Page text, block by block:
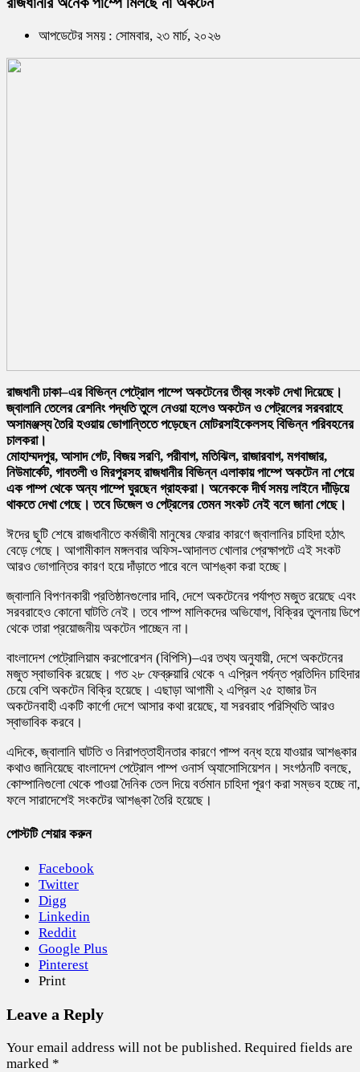
আপডেটের সময় : সোমবার, ২৩ মার্চ, ২০২৬
রাজধানী ঢাকা–এর বিভিন্ন পেট্রোল পাম্পে অকটেনের তীব্র সংকট দেখা দিয়েছে।
জ্বালানি তেলের রেশনিং পদ্ধতি তুলে নেওয়া হলেও অকটেন ও পেট্রলের সরবরাহে
অসামঞ্জস্য তৈরি হওয়ায় ভোগান্তিতে পড়েছেন মোটরসাইকেলসহ বিভিন্ন পরিবহনের
চালকরা।
মোহাম্মদপুর, আসাদ গেট, বিজয় সরণি, পরীবাগ, মতিঝিল, রাজারবাগ, মগবাজার,
নিউমার্কেট, গাবতলী ও মিরপুরসহ রাজধানীর বিভিন্ন এলাকায় পাম্পে অকটেন না পেয়ে
এক পাম্প থেকে অন্য পাম্পে ঘুরছেন গ্রাহকরা। অনেককে দীর্ঘ সময় লাইনে দাঁড়িয়ে
থাকতে দেখা গেছে। তবে ডিজেল ও পেট্রলের তেমন সংকট নেই বলে জানা গেছে।
ঈদের ছুটি শেষে রাজধানীতে কর্মজীবী মানুষের ফেরার কারণে জ্বালানির চাহিদা হঠাৎ
বেড়ে গেছে। আগামীকাল মঙ্গলবার অফিস-আদালত খোলার প্রেক্ষাপটে এই সংকট
আরও ভোগান্তির কারণ হয়ে দাঁড়াতে পারে বলে আশঙ্কা করা হচ্ছে।
জ্বালানি বিপণনকারী প্রতিষ্ঠানগুলোর দাবি, দেশে অকটেনের পর্যাপ্ত মজুত রয়েছে এবং
সরবরাহেও কোনো ঘাটতি নেই। তবে পাম্প মালিকদের অভিযোগ, বিক্রির তুলনায়
থেকে তারা প্রয়োজনীয় অকটেন পাচ্ছেন না।
বাংলাদেশ পেট্রোলিয়াম করপোরেশন (বিপিসি)–এর তথ্য অনুযায়ী, দেশে অকটেনের
মজুত স্বাভাবিক রয়েছে। গত ২৮ ফেব্রুয়ারি থেকে ৭ এপ্রিল পর্যন্ত প্রতিদিন চাহিদার
চেয়ে বেশি অকটেন বিক্রি হয়েছে। এছাড়া আগামী ২ এপ্রিল ২৫ হাজার টন
অকটেনবাহী একটি কার্গো দেশে আসার কথা রয়েছে, যা সরবরাহ পরিস্থিতি আরও
স্বাভাবিক করবে।
এদিকে, জ্বালানি ঘাটতি ও নিরাপত্তাহীনতার কারণে পাম্প বন্ধ হয়ে যাওয়ার আশঙ্কার
কথাও জানিয়েছে বাংলাদেশ পেট্রোল পাম্প ওনার্স অ্যাসোসিয়েশন। সংগঠনটি বলছে,
কোম্পানিগুলো থেকে পাওয়া দৈনিক তেল দিয়ে বর্তমান চাহিদা পূরণ করা সম্ভব হচ্ছে না,
ফলে সারাদেশেই সংকটের আশঙ্কা তৈরি হয়েছে।
পোস্টটি শেয়ার করুন
Facebook
Twitter
Digg
Linkedin
Reddit
Google Plus
Pinterest
Print
Leave a Reply
Your email address will not be published. Required fields are
marked *